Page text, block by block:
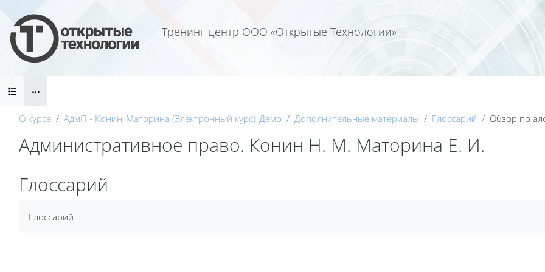
Тренинг центр ООО «Открытые Технологии»
Блоки
О курсе АдмП - Конин_Маторина (Электронный курс)_Демо Дополнительные материалы Глоссарий Обзор по
Административное право. Конин Н. М. Маторина Е. И.
Блоки
Глоссарий
Глоссарий